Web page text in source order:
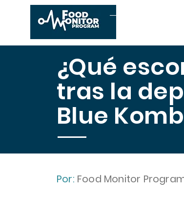
¿Qué
tras la
Blue
Por: Food Monitor